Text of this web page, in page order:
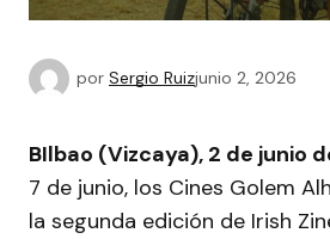
por Sergio Ruizjunio 2, 2026
BIlbao (Vizcaya), 2 de junio
7 de junio, los Cines Golem
la segunda edición de Irish